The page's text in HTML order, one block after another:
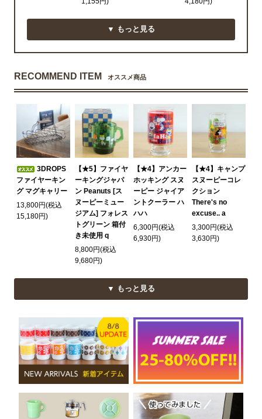
▼ もっと見る
RECOMMEND ITEM オススメ商品
3DROPS
ファイヤーキン
グ マグキャリー
13,800円(税込
15,180円)
【★5】ファイヤ
ーキングジャパ
ン Peanuts [ス
ヌーピーミュー
ジアム] フォレス
トグリーン 箱付
き未使用 q
8,800円(税込
9,680円)
【★4】アンカー
ホッキング スヌ
ーピー ジャイア
ントクーラー ハ
ハハ
6,300円(税込
6,930円)
【★4】キャンプ
スヌーピーコレ
クション
There's no
excuse.. a
3,300円(税込
3,630円)
▼ もっと見る